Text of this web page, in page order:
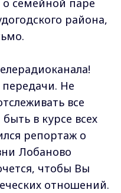
района,
Не
все
в курсе всех
репортаж о
Лобаново
чтобы Вы
отношений.